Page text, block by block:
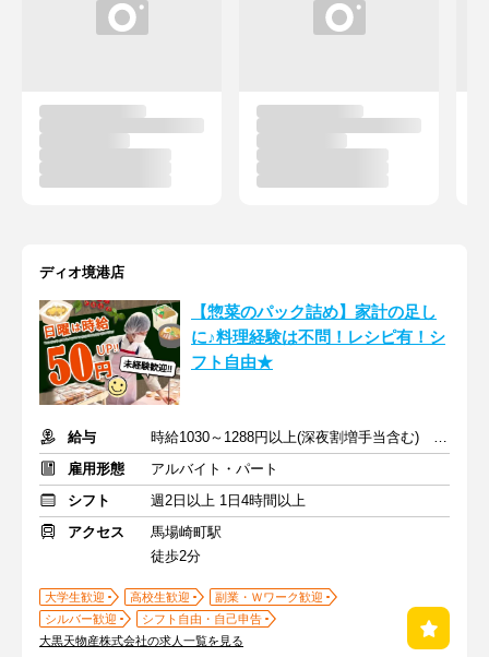
ディオ境港店
【惣菜のパック詰め】家計の足し
に♪料理経験は不問！レシピ有！シ
フト自由★
給与
時給1030～1288円以上(深夜割増手当含む) ※日曜日は時給＋50円
雇用形態
アルバイト・パート
シフト
週2日以上 1日4時間以上
アクセス
馬場崎町駅
徒歩2分
大学生歓迎 高校生歓迎
副業・Ｗワーク歓迎
シルバー歓迎
シフト自由・自己申告
大黒天物産株式会社の求人一覧を見る